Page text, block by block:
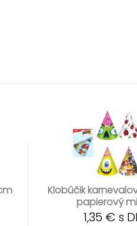
Klobúčik
papierový
1,35 € s